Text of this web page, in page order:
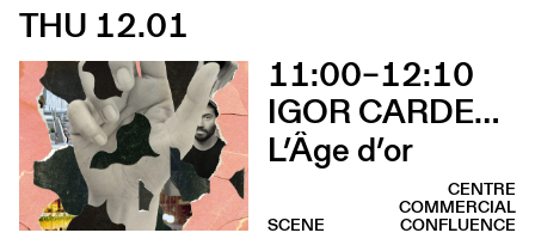
THU 12.01
11:00–12:10
IGOR CARDELLINI & TOMAS GONZALEZ
L’Âge d’or
CENTRE
COMMERCIAL
CONFLUENCE
SCENE